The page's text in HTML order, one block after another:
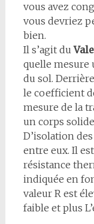
vous avez
vous devriez
bien.
Il s’agit du
quelle mesure
du sol.
le coefficient
mesure de la
un corps
D’isolation
entre eux. Il
résistance
indiquée en
valeur R est
faible et plus